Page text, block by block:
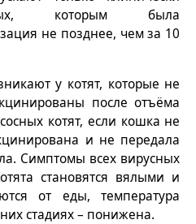
которым была
не позднее, чем за 10
у котят, которые не
после отъёма
котят, если кошка не
и не передала
Симптомы всех вирусных
становятся вялыми и
от еды, температура
стадиях – понижена.